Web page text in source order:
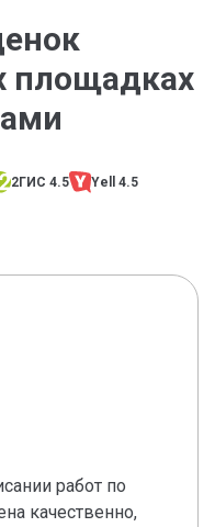
площадках
2ГИС 4.5 Yell 4.5
работ по
качественно,